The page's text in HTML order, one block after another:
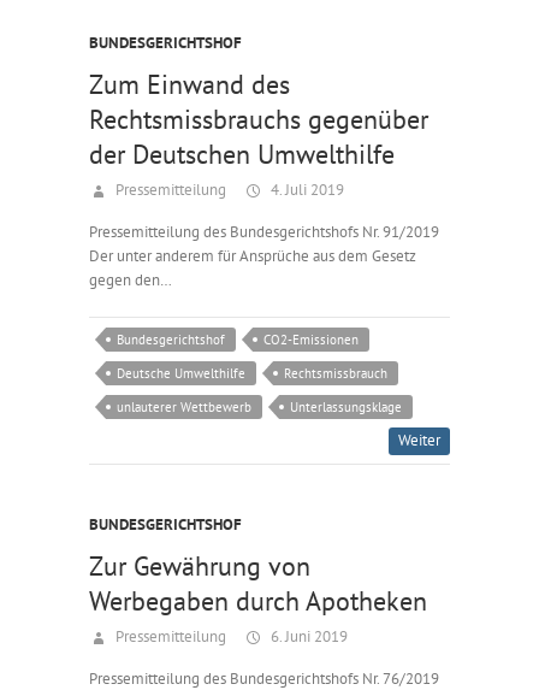
BUNDESGERICHTSHOF
Zum Einwand des
Rechtsmissbrauchs gegenüber
der Deutschen Umwelthilfe
Pressemitteilung 4. Juli 2019
Pressemitteilung des Bundesgerichtshofs Nr. 91/2019
Der unter anderem für Ansprüche aus dem Gesetz
gegen den…
Bundesgerichtshof
CO2-Emissionen
Deutsche Umwelthilfe
Rechtsmissbrauch
unlauterer Wettbewerb
Unterlassungsklage
Weiter
BUNDESGERICHTSHOF
Zur Gewährung von
Werbegaben durch Apotheken
Pressemitteilung 6. Juni 2019
Pressemitteilung des Bundesgerichtshofs Nr. 76/2019